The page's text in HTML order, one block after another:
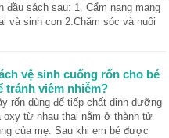
đầu sách sau: 1. Cẩm nang mang
và sinh con 2.Chăm sóc và nuôi
vệ sinh cuống rốn cho bé
tránh viêm nhiễm?
rốn dùng để tiếp chất dinh dưỡng
oxy từ nhau thai nằm ở thành tử
của mẹ. Sau khi em bé được